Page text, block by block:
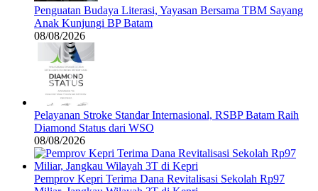
Penguatan Budaya Literasi, Yayasan Bersama TBM Sayang
Anak Kunjungi BP Batam
08/08/2026
Pelayanan Stroke Standar Internasional, RSBP Batam Raih
Diamond Status dari WSO
08/08/2026
Pemprov Kepri Terima Dana Revitalisasi Sekolah Rp97